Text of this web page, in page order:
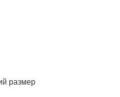
размер